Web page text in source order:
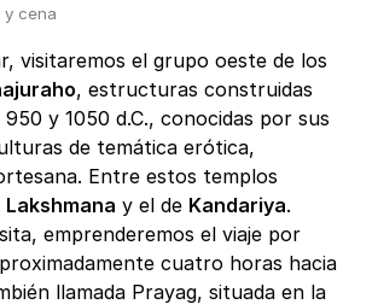
y cena
visitaremos el grupo oeste de los
, estructuras construidas
y 1050 d.C., conocidas por sus
de temática erótica,
Entre estos templos
Lakshmana y el de Kandariya.
emprenderemos el viaje por
cuatro horas hacia
llamada Prayag, situada en la